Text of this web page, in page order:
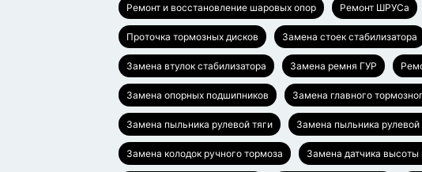
Ремонт и восстановление шаровых опор Ремонт ШРУСа
Проточка тормозных дисков Замена стоек стабилизатора
Замена втулок стабилизатора Замена ремня ГУР
Замена опорных подшипников Замена главного
Замена пыльника рулевой тяги Замена пыльника рулевой
Замена колодок ручного тормоза Замена датчика высоты